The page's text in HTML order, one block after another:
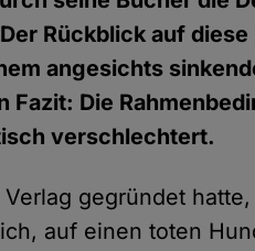
Rückblick auf
angesichts
Die
verschlechtert.
gegründet
auf einen toten